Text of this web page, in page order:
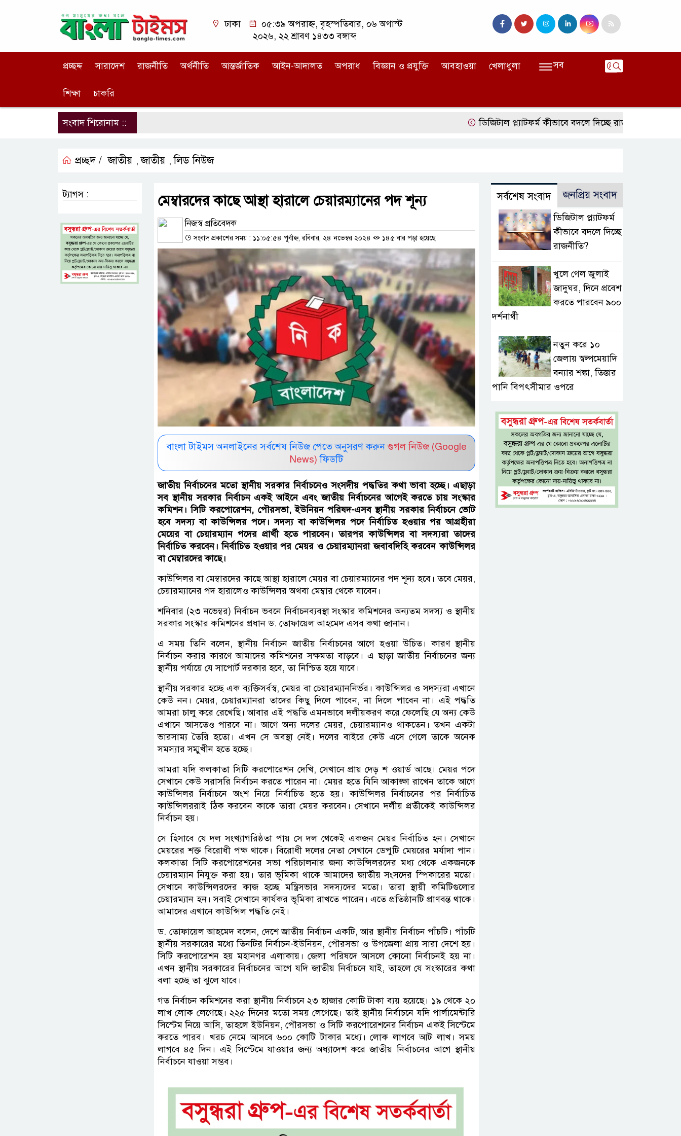
ঢাকা
০৫:৩৯ অপরাহ্ন, বৃহস্পতিবার, ০৬ অগাস্ট
২০২৬, ২২ শ্রাবণ ১৪৩৩ বঙ্গাব্দ
প্রচ্ছদ্দ সারাদেশ রাজনীতি অর্থনীতি আন্তর্জাতিক আইন-আদালত অপরাধ বিজ্ঞান ও প্রযুক্তি আবহাওয়া খেলাধুলা
শিক্ষা চাকরি
সব
সংবাদ শিরোনাম :: ডিজিটাল প্ল্যাটফর্ম কীভাবে বদলে দিচ্ছে রাজনীতি?
প্রচ্ছদ / জাতীয় ,জাতীয় ,লিড নিউজ
মেম্বারদের কাছে আস্থা হারালে চেয়ারম্যানের পদ শূন্য
নিজস্ব প্রতিবেদক
সংবাদ প্রকাশের সময় : ১১:০৫:৫৪ পূর্বাহ্ন, রবিবার, ২৪ নভেম্বর ২০২৪ ১৪৫ বার পড়া হয়েছে
বাংলা টাইমস অনলাইনের সর্বশেষ নিউজ পেতে অনুসরণ করুন গুগল নিউজ (Google
News) ফিডটি
জাতীয় নির্বাচনের মতো স্থানীয় সরকার নির্বাচনেও সংসদীয় পদ্ধতির কথা ভাবা হচ্ছে। এছাড়া
সব স্থানীয় সরকার নির্বাচন একই আইনে এবং জাতীয় নির্বাচনের আগেই করতে চায় সংস্কার
কমিশন। সিটি করপোরেশন, পৌরসভা, ইউনিয়ন পরিষদ-এসব স্থানীয় সরকার নির্বাচনে ভোট
হবে সদস্য বা কাউন্সিলর পদে। সদস্য বা কাউন্সিলর পদে নির্বাচিত হওয়ার পর আগ্রহীরা
মেয়ের বা চেয়ারম্যান পদের প্রার্থী হতে পারবেন। তারপর কাউন্সিলর বা সদস্যরা তাদের
নির্বাচিত করবেন। নির্বাচিত হওয়ার পর মেয়র ও চেয়ারম্যানরা জবাবদিহি করবেন কাউন্সিলর
বা মেম্বারদের কাছে।
কাউন্সিলর বা মেম্বারদের কাছে আস্থা হারালে মেয়র বা চেয়ারম্যানের পদ শূন্য হবে। তবে মেয়র,
চেয়ারম্যানের পদ হারালেও কাউন্সিলর অথবা মেম্বার থেকে যাবেন।
শনিবার (২৩ নভেম্বর) নির্বাচন ভবনে নির্বাচনব্যবস্থা সংস্কার কমিশনের অন্যতম সদস্য ও স্থানীয়
সরকার সংস্কার কমিশনের প্রধান ড. তোফায়েল আহমেদ এসব কথা জানান।
এ সময় তিনি বলেন, স্থানীয় নির্বাচন জাতীয় নির্বাচনের আগে হওয়া উচিত। কারণ স্থানীয়
নির্বাচন করার কারণে আমাদের কমিশনের সক্ষমতা বাড়বে। এ ছাড়া জাতীয় নির্বাচনের জন্য
স্থানীয় পর্যায়ে যে সাপোর্ট দরকার হবে, তা নিশ্চিত হয়ে যাবে।
স্থানীয় সরকার হচ্ছে এক ব্যক্তিসর্বস্ব, মেয়র বা চেয়ারম্যাননির্ভর। কাউন্সিলর ও সদস্যরা এখানে
কেউ নন। মেয়র, চেয়ারম্যানরা তাদের কিছু দিলে পাবেন, না দিলে পাবেন না। এই পদ্ধতি
আমরা চালু করে রেখেছি। আবার এই পদ্ধতি এমনভাবে দলীয়করণ করে ফেলেছি যে অন্য কেউ
এখানে আসতেও পারবে না। আগে অন্য দলের মেয়র, চেয়ারম্যানও থাকতেন। তখন একটা
ভারসাম্য তৈরি হতো। এখন সে অবস্থা নেই। দলের বাইরে কেউ এসে গেলে তাকে অনেক
সমস্যার সম্মুখীন হতে হচ্ছে।
আমরা যদি কলকাতা সিটি করপোরেশন দেখি, সেখানে প্রায় দেড় শ ওয়ার্ড আছে। মেয়র পদে
সেখানে কেউ সরাসরি নির্বাচন করতে পারেন না। মেয়র হতে যিনি আকাঙ্ক্ষা রাখেন তাকে আগে
কাউন্সিলর নির্বাচনে অংশ নিয়ে নির্বাচিত হতে হয়। কাউন্সিলর নির্বাচনের পর নির্বাচিত
কাউন্সিলররাই ঠিক করবেন কাকে তারা মেয়র করবেন। সেখানে দলীয় প্রতীকেই কাউন্সিলর
নির্বাচন হয়।
সে হিসাবে যে দল সংখ্যাগরিষ্ঠতা পায় সে দল থেকেই একজন মেয়র নির্বাচিত হন। সেখানে
মেয়রের শক্ত বিরোধী পক্ষ থাকে। বিরোধী দলের নেতা সেখানে ডেপুটি মেয়রের মর্যাদা পান।
কলকাতা সিটি করপোরেশনের সভা পরিচালনার জন্য কাউন্সিলরদের মধ্য থেকে একজনকে
চেয়ারম্যান নিযুক্ত করা হয়। তার ভূমিকা থাকে আমাদের জাতীয় সংসদের স্পিকারের মতো।
সেখানে কাউন্সিলরদের কাজ হচ্ছে মন্ত্রিসভার সদস্যদের মতো। তারা স্থায়ী কমিটিগুলোর
চেয়ারম্যান হন। সবাই সেখানে কার্যকর ভূমিকা রাখতে পারেন। এতে প্রতিষ্ঠানটি প্রাণবন্ত থাকে।
আমাদের এখানে কাউন্সিল পদ্ধতি নেই।
ড. তোফায়েল আহমেদ বলেন, দেশে জাতীয় নির্বাচন একটি, আর স্থানীয় নির্বাচন পাঁচটি। পাঁচটি
স্থানীয় সরকারের মধ্যে তিনটির নির্বাচন-ইউনিয়ন, পৌরসভা ও উপজেলা প্রায় সারা দেশে হয়।
সিটি করপোরেশন হয় মহানগর এলাকায়। জেলা পরিষদে আসলে কোনো নির্বাচনই হয় না।
এখন স্থানীয় সরকারের নির্বাচনের আগে যদি জাতীয় নির্বাচনে যাই, তাহলে যে সংস্কারের কথা
বলা হচ্ছে তা ঝুলে যাবে।
গত নির্বাচন কমিশনের করা স্থানীয় নির্বাচনে ২৩ হাজার কোটি টাকা ব্যয় হয়েছে। ১৯ থেকে ২০
লাখ লোক লেগেছে। ২২৫ দিনের মতো সময় লেগেছে। তাই স্থানীয় নির্বাচনে যদি পার্লামেন্টারি
সিস্টেম নিয়ে আসি, তাহলে ইউনিয়ন, পৌরসভা ও সিটি করপোরেশনের নির্বাচন একই সিস্টেমে
করতে পারব। খরচ নেমে আসবে ৬০০ কোটি টাকার মধ্যে। লোক লাগবে আট লাখ। সময়
লাগবে ৪৫ দিন। এই সিস্টেমে যাওয়ার জন্য অধ্যাদেশ করে জাতীয় নির্বাচনের আগে স্থানীয়
নির্বাচনে যাওয়া সম্ভব।
ট্যাগস : সর্বশেষ সংবাদ জনপ্রিয় সংবাদ
ডিজিটাল প্ল্যাটফর্ম
কীভাবে বদলে দিচ্ছে
রাজনীতি?
খুলে গেল জুলাই
জাদুঘর, দিনে প্রবেশ
করতে পারবেন ৯০০
দর্শনার্থী
নতুন করে ১০
জেলায় স্বল্পমেয়াদি
বন্যার শঙ্কা, তিস্তার
পানি বিপৎসীমার ওপরে
আড়িয়াল বিলের
পাঁচ প্রজাতির দেশীয়
মাছে মিলল
মাইক্রোপ্লাস্টিক, সবচেয়ে বেশি কই
মাছে
সিলেটের সাবেক